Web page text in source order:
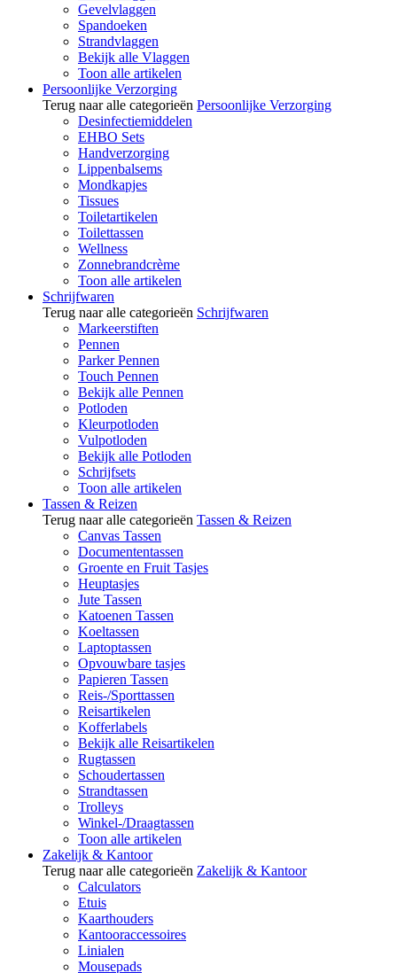
Gevelvlaggen
Spandoeken
Strandvlaggen
Bekijk alle Vlaggen
Toon alle artikelen
Persoonlijke Verzorging
Terug naar alle categorieën Persoonlijke Verzorging
Desinfectiemiddelen
EHBO Sets
Handverzorging
Lippenbalsems
Mondkapjes
Tissues
Toiletartikelen
Toilettassen
Wellness
Zonnebrandcrème
Toon alle artikelen
Schrijfwaren
Terug naar alle categorieën Schrijfwaren
Markeerstiften
Pennen
Parker Pennen
Touch Pennen
Bekijk alle Pennen
Potloden
Kleurpotloden
Vulpotloden
Bekijk alle Potloden
Schrijfsets
Toon alle artikelen
Tassen & Reizen
Terug naar alle categorieën Tassen & Reizen
Canvas Tassen
Documententassen
Groente en Fruit Tasjes
Heuptasjes
Jute Tassen
Katoenen Tassen
Koeltassen
Laptoptassen
Opvouwbare tasjes
Papieren Tassen
Reis-/Sporttassen
Reisartikelen
Kofferlabels
Bekijk alle Reisartikelen
Rugtassen
Schoudertassen
Strandtassen
Trolleys
Winkel-/Draagtassen
Toon alle artikelen
Zakelijk & Kantoor
Terug naar alle categorieën Zakelijk & Kantoor
Calculators
Etuis
Kaarthouders
Kantooraccessoires
Linialen
Mousepads